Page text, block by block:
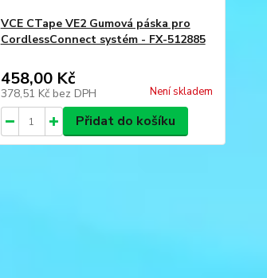
VCE CTape VE2 Gumová páska pro
CordlessConnect systém - FX-512885
458,00 Kč
378,51 Kč bez DPH Není skladem
Přidat do košíku